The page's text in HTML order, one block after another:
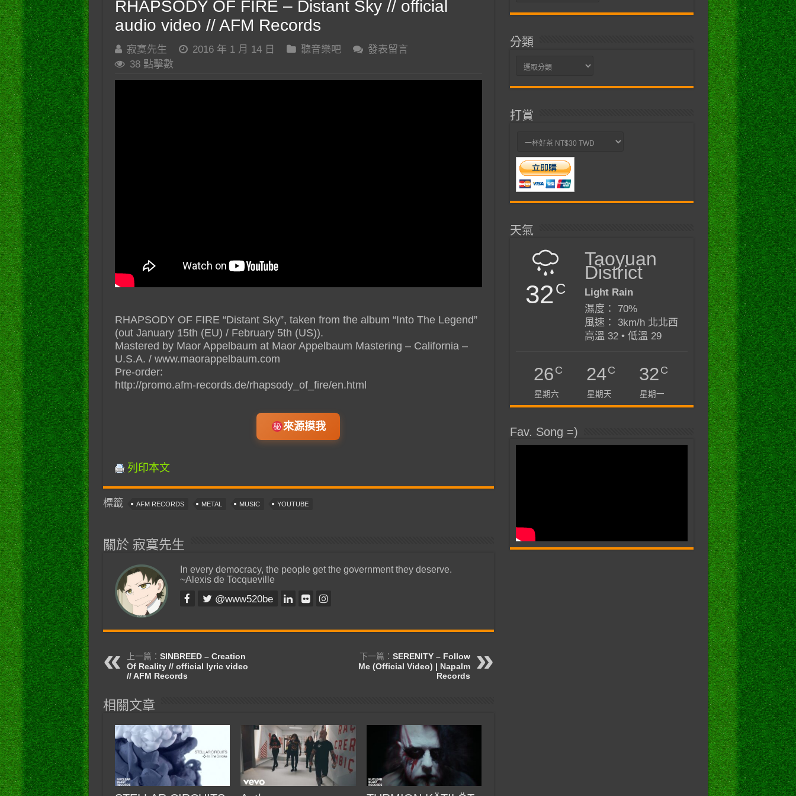
RHAPSODY OF FIRE – Distant Sky // official
audio video // AFM Records
寂寞先生 2016 年 1 月 14 日 聽音樂吧
發表留言
38 點擊數
RHAPSODY OF FIRE “Distant Sky”, taken from the album “Into The Legend”
(out January 15th (EU) / February 5th (US)).
Mastered by Maor Appelbaum at Maor Appelbaum Mastering – California –
U.S.A. / www.maorappelbaum.com
Pre-order:
http://promo.afm-records.de/rhapsody_of_fire/en.html
來源摸我
列印本文
標籤 AFM RECORDS METAL MUSIC YOUTUBE
關於 寂寞先生
In every democracy, the people get the government they deserve.
~Alexis de Tocqueville
@www520be
上一篇： SINBREED – Creation
Of Reality // official lyric video
// AFM Records
下一篇： SERENITY – Follow
Me (Official Video) | Napalm
Records
相關文章
分類
分
打賞
天氣
32C
Taoyuan
District
Light Rain
濕度： 70%
風速： 3km/h 北北西
高溫 32 • 低溫 29
26C
星期六
24C
星期天
32C
星期一
Fav. Song =)